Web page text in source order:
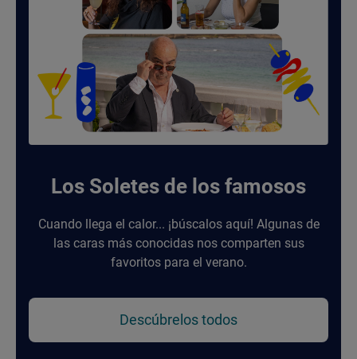
Los Soletes de los famosos
Cuando llega el calor... ¡búscalos aquí! Algunas de
las caras más conocidas nos comparten sus
favoritos para el verano.
Descúbrelos todos